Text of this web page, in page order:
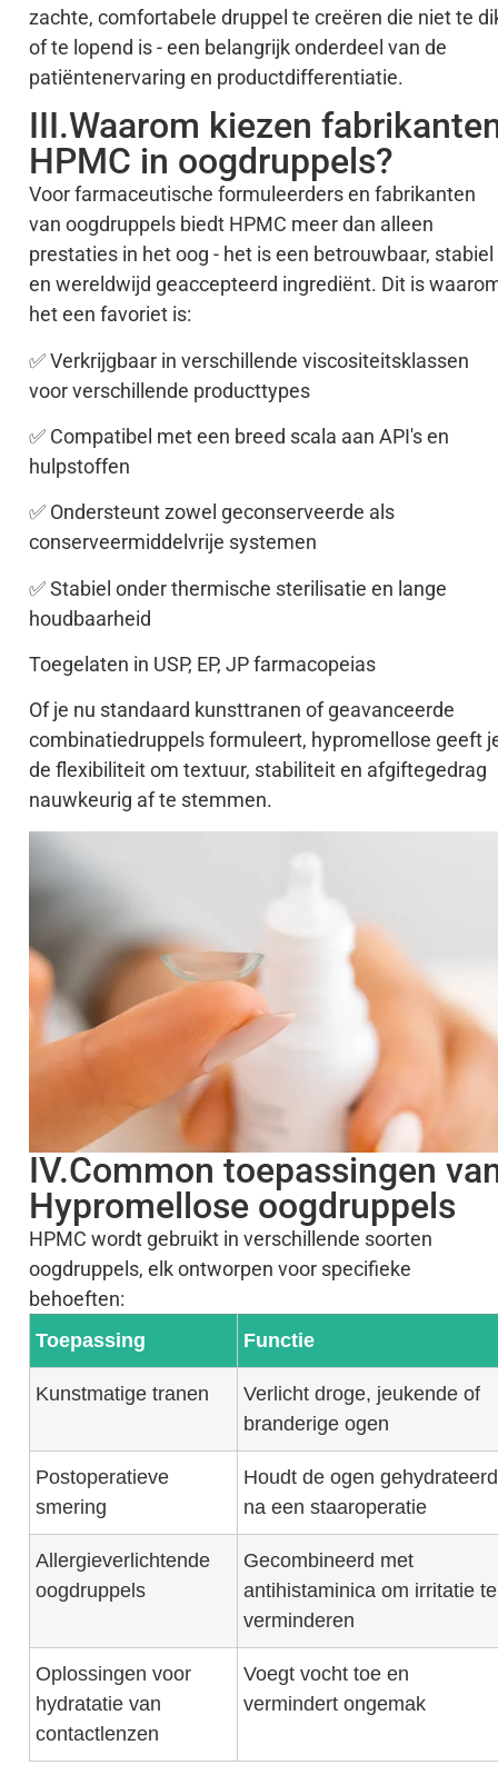
zachte, comfortabele druppel te creëren die niet te
of te lopend is - een belangrijk onderdeel van de
patiëntenervaring en productdifferentiatie.
III.Waarom kiezen
HPMC in oogdruppels?
Voor farmaceutische formuleerders en fabrikanten
van oogdruppels biedt HPMC meer dan alleen
prestaties in het oog - het is een betrouwbaar, stabiel
en wereldwijd geaccepteerd ingrediënt. Dit is
het een favoriet is:
✅ Verkrijgbaar in verschillende viscositeitsklassen
voor verschillende producttypes
✅ Compatibel met een breed scala aan API's en
hulpstoffen
✅ Ondersteunt zowel geconserveerde als
conserveermiddelvrije systemen
✅ Stabiel onder thermische sterilisatie en lange
houdbaarheid
Toegelaten in USP, EP, JP farmacopeias
Of je nu standaard kunsttranen of geavanceerde
combinatiedruppels formuleert, hypromellose geeft
de flexibiliteit om textuur, stabiliteit en afgiftegedrag
nauwkeurig af te stemmen.
IV.Common toepassingen
Hypromellose oogdruppels
HPMC wordt gebruikt in verschillende soorten
oogdruppels, elk ontworpen voor specifieke
behoeften:
Toepassing Functie
Kunstmatige tranen
Verlicht droge, jeukende of
branderige ogen
Postoperatieve
smering
Houdt de ogen gehydrateerd
na een staaroperatie
Allergieverlichtende
oogdruppels
Gecombineerd met
antihistaminica om irritatie te
verminderen
Oplossingen voor
hydratatie van
contactlenzen
Voegt vocht toe en
vermindert ongemak